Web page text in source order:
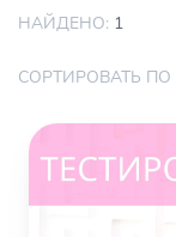
НАЙДЕНО: 1
СОРТИРОВАТЬ ПО